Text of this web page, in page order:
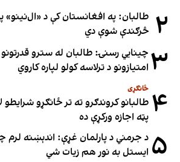
۲ طالبان: په افغانستان کې د
څرګندې شوې دي
۳ چینایي رسنۍ: طالبان له سترو
امتیازونو د ترلاسه کولو لپاره کاروي
۴ ځانګړی
طالبانو کروندګرو ته تر ځانګړو شرایطو
پټه اجازه ورکړې ده
۵ د جرمني د پارلمان غړې: اندېښنه لرم
ایستل به نور هم زیات شي